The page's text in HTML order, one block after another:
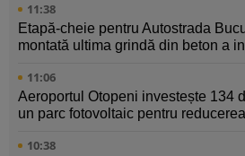
11:38
Etapă-cheie pentru Autostrada
montată ultima grindă din beton a
11:06
Aeroportul Otopeni investește 134
un parc fotovoltaic pentru
10:38